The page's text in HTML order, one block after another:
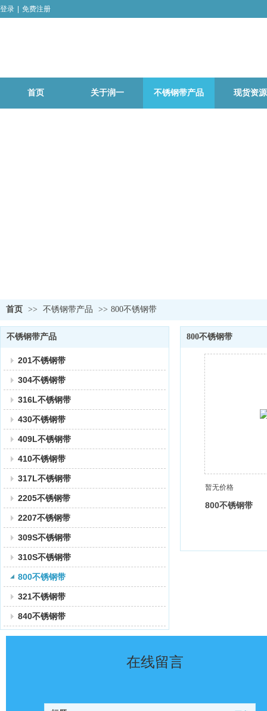
登录 免费注册
首页 关于润一 不锈钢带产品 现货资源
首页 >> 不锈钢带产品 >> 800不锈钢带
不锈钢带产品
201不锈钢带
304不锈钢带
316L不锈钢带
430不锈钢带
409L不锈钢带
410不锈钢带
317L不锈钢带
2205不锈钢带
2207不锈钢带
309S不锈钢带
310S不锈钢带
800不锈钢带
321不锈钢带
840不锈钢带
800不锈钢带
暂无价格
800不锈钢带
在线留言